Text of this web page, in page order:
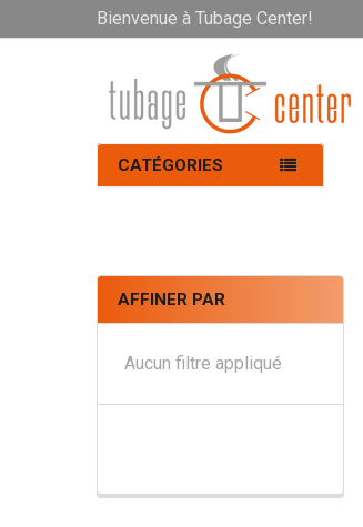
Bienvenue à Tubage Center!
CATÉGORIES
AFFINER PAR
Aucun filtre appliqué